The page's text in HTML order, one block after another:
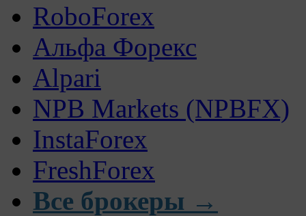
RoboForex
Альфа Форекс
Alpari
NPB Markets (NPBFX)
InstaForex
FreshForex
Все брокеры →